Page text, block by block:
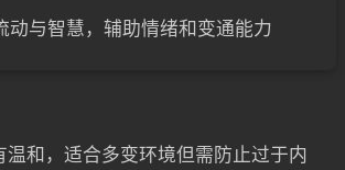
动与智慧，辅助情绪和变通能力
温和，适合多变环境但需防止过于内